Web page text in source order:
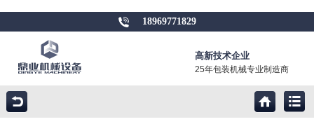
18969771829
高新技术企业
25年包装机械专业制造商